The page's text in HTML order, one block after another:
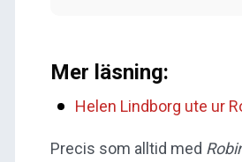
Mer läsning:
Helen Lindborg ute ur
Precis som alltid med